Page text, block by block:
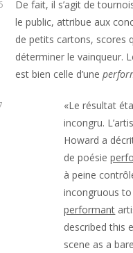
De fait, il s’agit de
le public, attribue aux
de petits cartons, scores
déterminer le vainqueur.
est bien celle d’une
«Le résultat
incongru.
Howard a
de poésie
à peine
incongruous
performant
described this
scene as a